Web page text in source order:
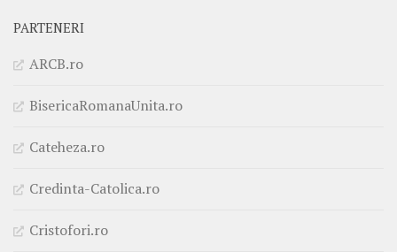
PARTENERI
ARCB.ro
BisericaRomanaUnita.ro
Cateheza.ro
Credinta-Catolica.ro
Cristofori.ro